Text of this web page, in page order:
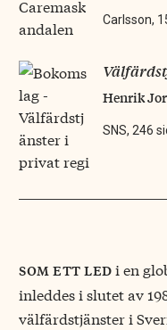
Carlsson,
Henrik
SNS, 246
som ett ledi en
inleddes i slutet av
välfärdstjänster i